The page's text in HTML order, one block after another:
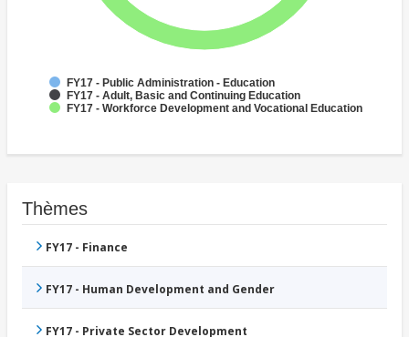
FY17 - Public Administration - Education
FY17 - Adult, Basic and Continuing Education
FY17 - Workforce Development and Vocational Education
Thèmes
FY17 - Finance
FY17 - Human Development and Gender
FY17 - Private Sector Development